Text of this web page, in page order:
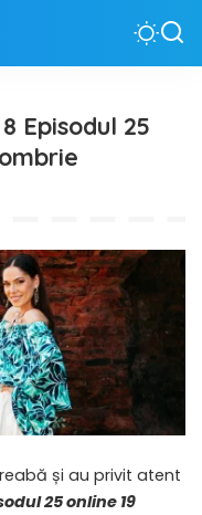
Episodul 25
și au privit atent
25 online 19